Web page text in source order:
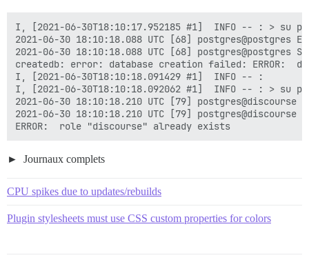
I, [2021-06-30T18:10:17.952185 #1]  INFO -- : > su
2021-06-30 18:10:18.088 UTC [68] postgres@postgres
2021-06-30 18:10:18.088 UTC [68] postgres@postgres
createdb: error: database creation failed: ERROR:
I, [2021-06-30T18:10:18.091429 #1]  INFO -- :
I, [2021-06-30T18:10:18.092062 #1]  INFO -- : >
2021-06-30 18:10:18.210 UTC [79]
2021-06-30 18:10:18.210 UTC [79] postgres@discourse
Journaux complets
CPU spikes due to updates/rebuilds
Plugin stylesheets must use CSS custom properties for colors